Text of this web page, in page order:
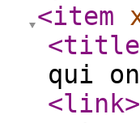
<item
<title
qui
<link>